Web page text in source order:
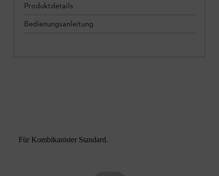
Produktdetails
Bedienungsanleitung
Für Kombikanister Standard.